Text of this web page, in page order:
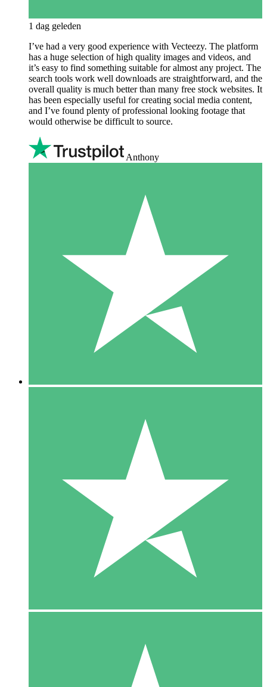
1 dag geleden
I’ve had a very good experience with Vecteezy. The platform
has a huge selection of high quality images and videos, and
it’s easy to find something suitable for almost any project. The
search tools work well downloads are straightforward, and the
overall quality is much better than many free stock websites. It
has been especially useful for creating social media content,
and I’ve found plenty of professional looking footage that
would otherwise be difficult to source.
Anthony